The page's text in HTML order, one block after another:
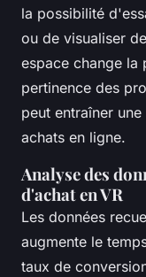
la possibilité
ou de visualiser
espace change la
pertinence des
peut entraîner
achats en ligne.
Analyse des
d'achat en VR
Les données
augmente le
taux de